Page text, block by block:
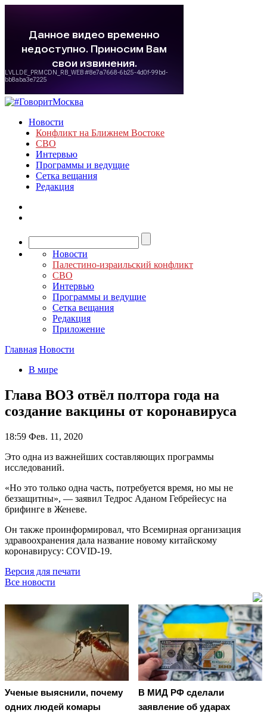
Новости
Конфликт на Ближнем Востоке
СВО
Интервью
Программы и ведущие
Сетка вещания
Редакция
Новости
Палестино-израильский конфликт
СВО
Интервью
Программы и ведущие
Сетка вещания
Редакция
Приложение
Главная Новости
В мире
Глава ВОЗ отвёл полтора года на
создание вакцины от коронавируса
18:59 Фев. 11, 2020
Это одна из важнейших составляющих программы
исследований.
«Но это только одна часть, потребуется время, но мы не
беззащитны», — заявил Тедрос Аданом Гебрейесус на
брифинге в Женеве.
Он также проинформировал, что Всемирная организация
здравоохранения дала название новому китайскому
коронавирусу: COVID-19.
Версия для печати
Все новости
Ученые выяснили, почему
одних людей комары
В МИД РФ сделали
заявление об ударах